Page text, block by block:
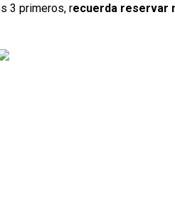
3 primeros, recuerda reservar